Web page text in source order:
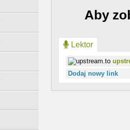
Aby
Lektor
Dodaj nowy link